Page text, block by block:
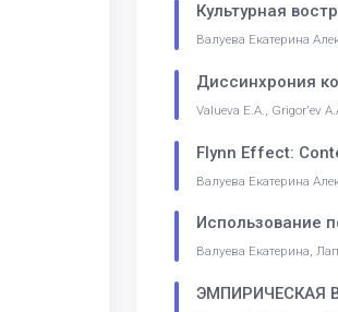
Культурная
Валуева Екатерина
Диссинхрония
Valueva E.A., Grigor'ev
Flynn Effect:
Валуева Екатерина
Использование
Валуева Екатерина,
ЭМПИРИЧЕСКАЯ